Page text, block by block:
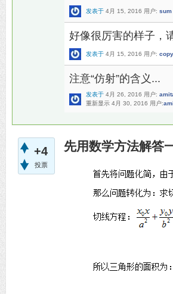
发表于 4月 15, 2016 用户: sum
好像很厉害的样子，
发表于 4月 15, 2016 用户:
注意“仿射”的含义...
发表于 4月 26, 2016 用户:
重新显示 4月 30, 2016 用户:
+4
投票
先用数学方法解答